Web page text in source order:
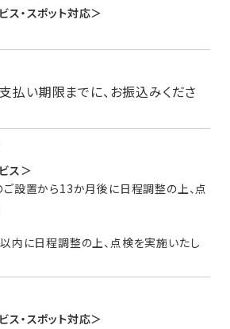
・スポット対応＞
払い期限までに、お振込みくださ
ス＞
ご設置から13か月後に日程調整の上、点
内に日程調整の上、点検を実施いたし
・スポット対応＞